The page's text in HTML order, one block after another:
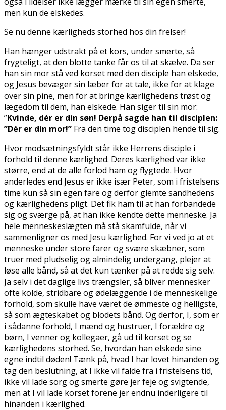
men kun de elskedes.
Se nu denne kærligheds storhed hos din frelser!
Han hænger udstrakt på et kors, under smerte, så
frygteligt, at den blotte tanke får os til at skælve. Da ser
han sin mor stå ved korset med den disciple han elskede,
og Jesus bevæger sin læber for at tale, ikke for at klage
over sin pine, men for at bringe kærlighedens trøst og
lægedom til dem, han elskede. Han siger til sin mor:
”Kvinde, dér er din søn! Derpå sagde han til disciplen:
”Dér er din mor!” Fra den time tog disciplen hende til sig.
Hvor modsætningsfyldt står ikke Herrens disciple i
forhold til denne kærlighed. Deres kærlighed var ikke
større, end at de alle forlod ham og flygtede. Hvor
anderledes end Jesus er ikke især Peter, som i fristelsens
time kun så sin egen fare og derfor glemte sandhedens
og kærlighedens pligt. Det fik ham til at han forbandede
sig og sværge på, at han ikke kendte dette menneske. Ja
hele menneskeslægten må stå skamfulde, når vi
sammenligner os med Jesu kærlighed. For vi ved jo at et
menneske under store farer og svære skæbner, som
truer med pludselig og almindelig undergang, plejer at
løse alle bånd, så at det kun tænker på at redde sig selv.
Ja selv i det daglige livs trængsler, så bliver mennesker
ofte kolde, stridbare og ødelæggende i de menneskelige
forhold, som skulle have været de ømmeste og helligste,
så som ægteskabet og blodets bånd. Og derfor, I, som er
i sådanne forhold, I mænd og hustruer, I forældre og
børn, I venner og kollegaer, gå ud til korset og se
kærlighedens storhed. Se, hvordan han elskede sine
egne indtil døden! Tænk på, hvad I har lovet hinanden og
tag den beslutning, at I ikke vil falde fra i fristelsens tid,
ikke vil lade sorg og smerte gøre jer feje og svigtende,
men at I vil lade korset forene jer endnu inderligere til
hinanden i kærlighed.